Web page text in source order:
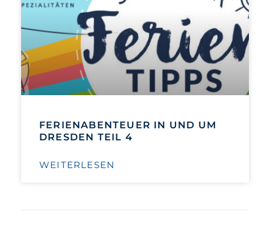
FERIENABENTEUER IN UND UM
DRESDEN TEIL 4
WEITERLESEN